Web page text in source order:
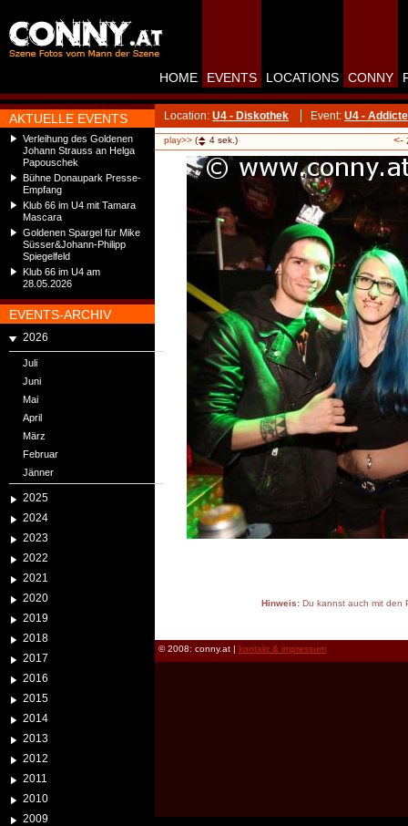
AKTUELLE EVENTS
Verleihung des Goldenen
Johann Strauss an Helga
Papouschek
Bühne Donaupark Presse-
Empfang
Klub 66 im U4 mit Tamara
Mascara
Goldenen Spargel für Mike
Süsser&Johann-Philipp
Spiegelfeld
Klub 66 im U4 am
28.05.2026
EVENTS-ARCHIV
2026
Juli
Juni
Mai
April
März
Februar
Jänner
2025
2024
2023
2022
2021
2020
2019
2018
2017
2016
2015
2014
2013
2012
2011
2010
2009
HOME EVENTS LOCATIONS CONNY
Location: U4 - Diskothek Event: U4 -
play>> ( 4 sek.) <-
Hinweis:Du kannst auch mit den
© 2008: conny.at | kontakt & impressum